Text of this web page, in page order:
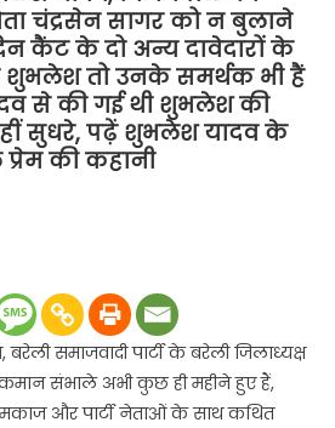
चंद्रसेन सागर को न बुलाने
कैंट के दो अन्य दावेदारों के
शुभलेश तो उनके समर्थक भी हैं
से की गई थी शुभलेश की
सुधरे, पढ़ें शुभलेश यादव के
की कहानी
समाजवादी पार्टी के बरेली जिलाध्यक्ष
संभाले अभी कुछ ही महीने हुए हैं,
और पार्टी नेताओं के साथ कथित